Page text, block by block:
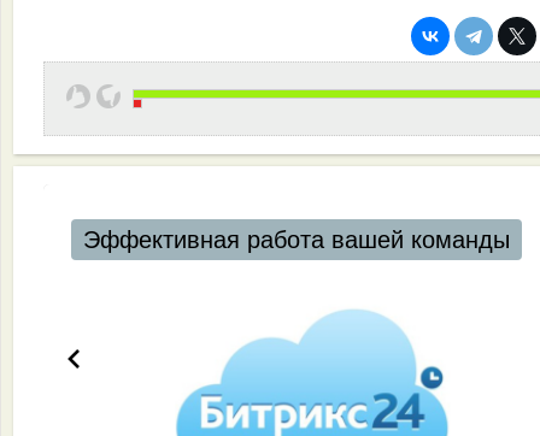
Эффективная работа вашей команды